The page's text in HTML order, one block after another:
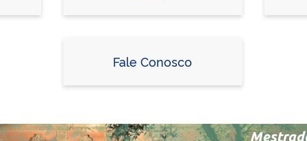
Fale Conosco